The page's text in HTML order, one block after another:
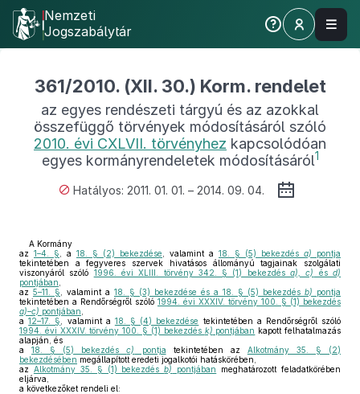
Nemzeti
Jogszabálytár
361/2010. (XII. 30.) Korm. rendelet
az egyes rendészeti tárgyú és az azokkal
összefüggő törvények módosításáról szóló
2010. évi CXLVII. törvényhez kapcsolódóan
egyes kormányrendeletek módosításáról1
Hatályos: 2011. 01. 01. – 2014. 09. 04.
A Kormány
az 1–4. § , a 18. § (2) bekezdése , valamint a 18. § (5) bekezdés a) pontja
tekintetében a fegyveres szervek hivatásos állományú tagjainak szolgálati
viszonyáról szóló 1996. évi XLIII. törvény 342. § (1) bekezdésa), c) ésd)
pontjában
az 5–11. § , valamint a 18. § (3) bekezdése és a 18. § (5) bekezdés b) pontja
tekintetében a Rendőrségről szóló 1994. évi XXXIV. törvény 100. § (1) bekezdés
a)–c) pontjában
a12–17. § , valamint a 18. § (4) bekezdése tekintetében a Rendőrségről szóló
1994. évi XXXIV. törvény 100. § (1) bekezdés k) pontjában kapott felhatalmazás
alapján, és
a18. § (5) bekezdésc) pontja tekintetében az Alkotmány 35. § (2)
bekezdésében megállapított eredeti jogalkotói hatáskörében,
az Alkotmány 35. § (1) bekezdésb) pontjában
meghatározott feladatkörében
eljárva,
a következőket rendeli el: